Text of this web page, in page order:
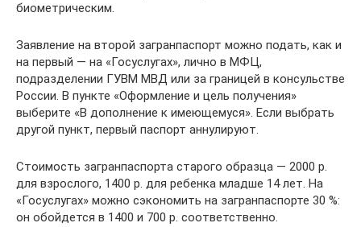
биометрическим.
Заявление на второй загранпаспорт можно подать, как и
на первый — на «Госуслугах», лично в МФЦ,
подразделении ГУВМ МВД или за границей в консульстве
России. В пункте «Оформление и цель получения»
выберите «В дополнение к имеющемуся». Если выбрать
другой пункт, первый паспорт аннулируют.
Стоимость загранпаспорта старого образца — 2000 р.
для взрослого, 1400 р. для ребенка младше 14 лет. На
«Госуслугах» можно сэкономить на загранпаспорте 30 %:
он обойдется в 1400 и 700 р. соответственно.